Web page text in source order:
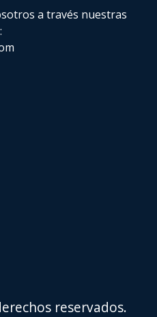
a través nuestras
reservados.